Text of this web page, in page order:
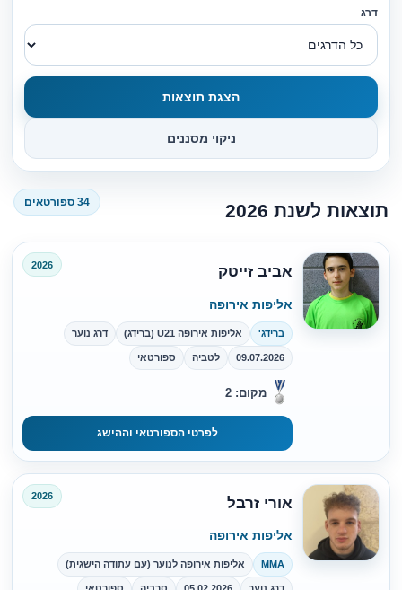
דרג
הצגת תוצאות
ניקוי מסננים
תוצאות לשנת 2026 34 ספורטאים
אביב זייטק 2026
אליפות אירופה
ברידג' אליפות אירופה U21 (ברידג) דרג נוער
09.07.2026 לטביה ספורטאי
מקום: 2
לפרטי הספורטאי וההישג
אורי זרבל 2026
אליפות אירופה
MMA אליפות אירופה לנוער (עם עתודה הישגית)